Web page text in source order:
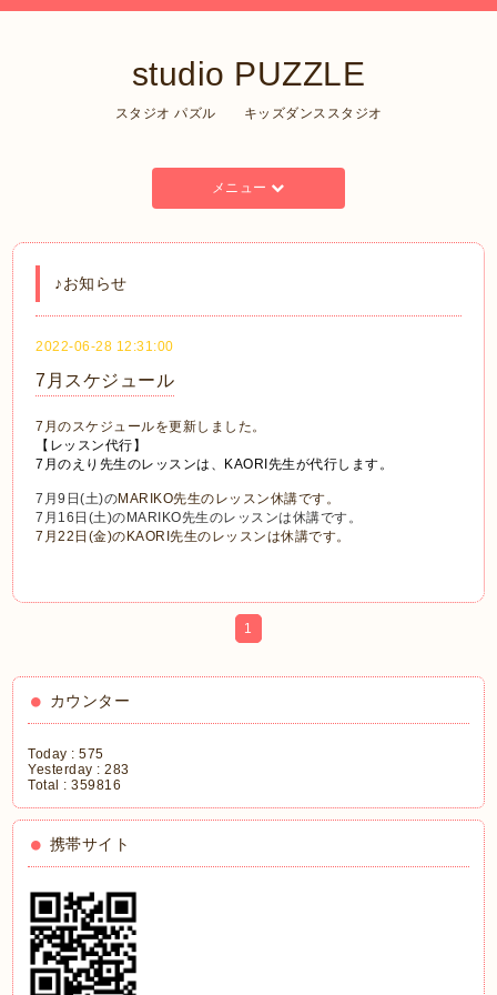
studio PUZZLE
スタジオ パズル キッズダンススタジオ
メニュー
♪お知らせ
2022-06-28 12:31:00
7月スケジュール
7月のスケジュールを更新しました。
【レッスン代行】
7月のえり先生のレッスンは、KAORI先生が代行します。
7月9日(土)のMARIKO先生のレッスン休講です。
7月16日(土)のMARIKO先生のレッスンは休講です。
7月22日(金)のKAORI先生のレッスンは休講です。
1
カウンター
Today :575
Yesterday :283
Total :359816
携帯サイト